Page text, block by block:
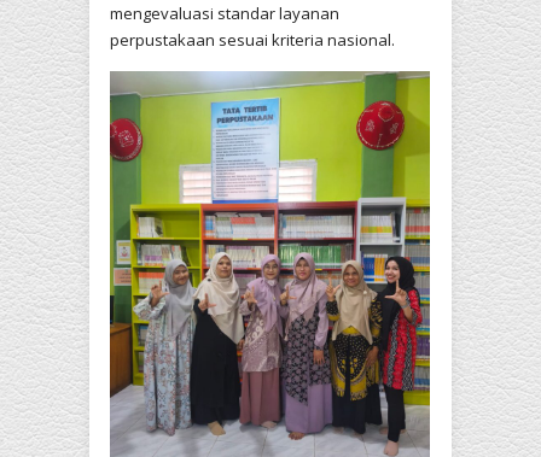
mengevaluasi standar layanan
perpustakaan sesuai kriteria nasional.